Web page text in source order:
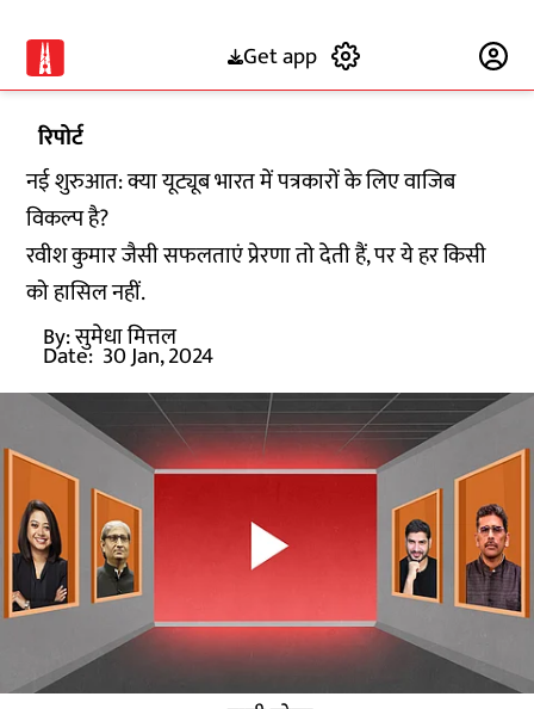
Get app
रिपोर्ट
नई शुरुआत: क्या यूट्यूब भारत में पत्रकारों के लिए वाजिब
विकल्प है?
रवीश कुमार जैसी सफलताएं प्रेरणा तो देती हैं, पर ये हर किसी
को हासिल नहीं.
By:सुमेधा मित्तल
Date: 30 Jan, 2024